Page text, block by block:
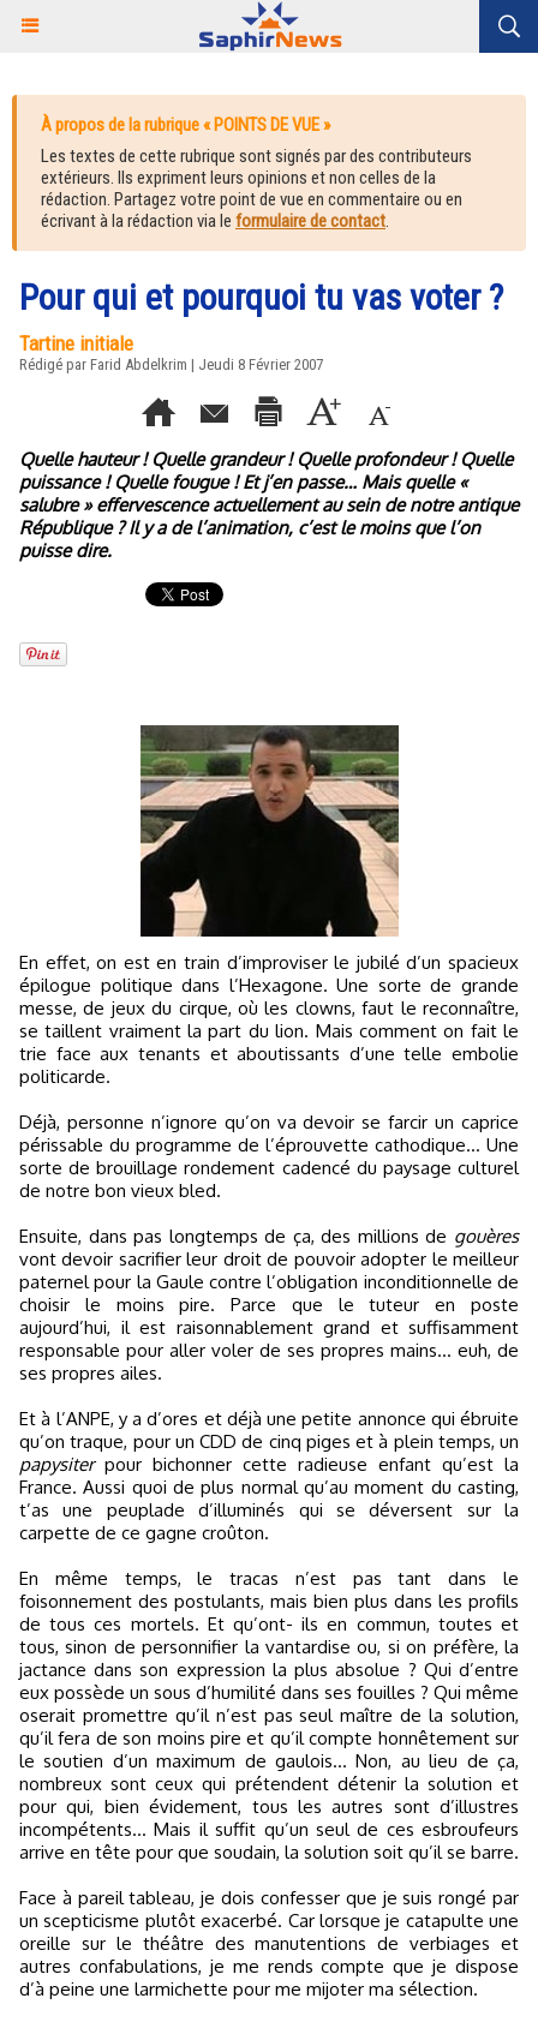
À propos de la rubrique « POINTS DE VUE »
Les textes de cette rubrique sont signés par des contributeurs
extérieurs. Ils expriment leurs opinions et non celles de la
rédaction. Partagez votre point de vue en commentaire ou en
écrivant à la rédaction via le formulaire de contact.
Pour qui et pourquoi tu vas voter ?
Tartine initiale
Rédigé par Farid Abdelkrim | Jeudi 8 Février 2007
Quelle hauteur ! Quelle grandeur ! Quelle profondeur ! Quelle
puissance ! Quelle fougue ! Et j’en passe… Mais quelle «
salubre » effervescence actuellement au sein de notre antique
République ? Il y a de l’animation, c’est le moins que l’on
puisse dire.
En effet, on est en train d’improviser le jubilé d’un spacieux
épilogue politique dans l’Hexagone. Une sorte de grande
messe, de jeux du cirque, où les clowns, faut le reconnaître,
se taillent vraiment la part du lion. Mais comment on fait le
trie face aux tenants et aboutissants d’une telle embolie
politicarde.
Déjà, personne n’ignore qu’on va devoir se farcir un caprice
périssable du programme de l’éprouvette cathodique… Une
sorte de brouillage rondement cadencé du paysage culturel
de notre bon vieux bled.
Ensuite, dans pas longtemps de ça, des millions de gouères
vont devoir sacrifier leur droit de pouvoir adopter le meilleur
paternel pour la Gaule contre l’obligation inconditionnelle de
choisir le moins pire. Parce que le tuteur en poste
aujourd’hui, il est raisonnablement grand et suffisamment
responsable pour aller voler de ses propres mains… euh, de
ses propres ailes.
Et à l’ANPE, y a d’ores et déjà une petite annonce qui ébruite
qu’on traque, pour un CDD de cinq piges et à plein temps, un
papysiterpour bichonner cette radieuse enfant qu’est la
France. Aussi quoi de plus normal qu’au moment du casting,
t’as une peuplade d’illuminés qui se déversent sur la
carpette de ce gagne croûton.
En même temps, le tracas n’est pas tant dans le
foisonnement des postulants, mais bien plus dans les profils
de tous ces mortels. Et qu’ont- ils en commun, toutes et
tous, sinon de personnifier la vantardise ou, si on préfère, la
jactance dans son expression la plus absolue ? Qui d’entre
eux possède un sous d’humilité dans ses fouilles ? Qui même
oserait promettre qu’il n’est pas seul maître de la solution,
qu’il fera de son moins pire et qu’il compte honnêtement sur
le soutien d’un maximum de gaulois… Non, au lieu de ça,
nombreux sont ceux qui prétendent détenir la solution et
pour qui, bien évidement, tous les autres sont d’illustres
incompétents… Mais il suffit qu’un seul de ces esbroufeurs
arrive en tête pour que soudain, la solution soit qu’il se barre.
Face à pareil tableau, je dois confesser que je suis rongé par
un scepticisme plutôt exacerbé. Car lorsque je catapulte une
oreille sur le théâtre des manutentions de verbiages et
autres confabulations, je me rends compte que je dispose
d’à peine une larmichette pour me mijoter ma sélection.